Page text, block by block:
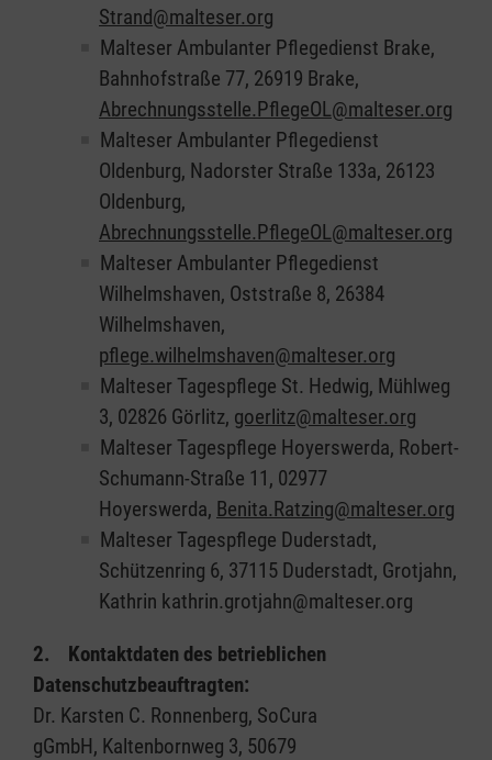
Strand@malteser.org
Malteser Ambulanter Pflegedienst Brake,
Bahnhofstraße 77, 26919 Brake,
Abrechnungsstelle.PflegeOL@malteser.org
Malteser Ambulanter Pflegedienst
Oldenburg, Nadorster Straße 133a, 26123
Oldenburg,
Abrechnungsstelle.PflegeOL@malteser.org
Malteser Ambulanter Pflegedienst
Wilhelmshaven, Oststraße 8, 26384
Wilhelmshaven,
pflege.wilhelmshaven@malteser.org
Malteser Tagespflege St. Hedwig, Mühlweg
3, 02826 Görlitz, goerlitz@malteser.org
Malteser Tagespflege Hoyerswerda, Robert-
Schumann-Straße 11, 02977
Hoyerswerda, Benita.Ratzing@malteser.org
Malteser Tagespflege Duderstadt,
Schützenring 6, 37115 Duderstadt, Grotjahn,
Kathrin kathrin.grotjahn@malteser.org
2. Kontaktdaten des betrieblichen
Datenschutzbeauftragten:
Dr. Karsten C. Ronnenberg, SoCura
gGmbH, Kaltenbornweg 3, 50679